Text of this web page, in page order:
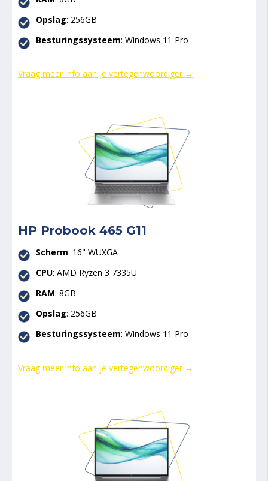
Opslag: 256GB
Besturingssysteem: Windows 11 Pro
Vraag meer info aan je vertegenwoordiger →
HP Probook 465 G11
Scherm: 16" WUXGA
CPU: AMD Ryzen 3 7335U
RAM: 8GB
Opslag: 256GB
Besturingssysteem: Windows 11 Pro
Vraag meer info aan je vertegenwoordiger →